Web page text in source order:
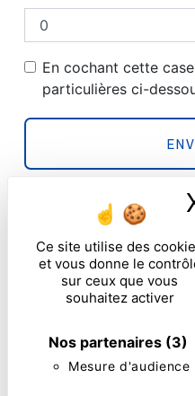
Ce site utilise des
et vous donne le
sur ceux que vous
souhaitez activer
Nos partenaires (3)
Mesure d'audience
En cochant cette
particulières ci-
** Les données personnelles
aux fins de vous contacter et
informatisé. Elles sont
seul but de répondre à votre
seront communiquées aux
disposez de droits d’accès,
portabilité, de limitation,
consentement à tout moment
réclamation auprès d’une
d’organiser le sort de vos
exercer ces droits par voie
électronique à l'adresse . Un
être demandé. Nous
de prise de contact puis
aux fins probatoires et de